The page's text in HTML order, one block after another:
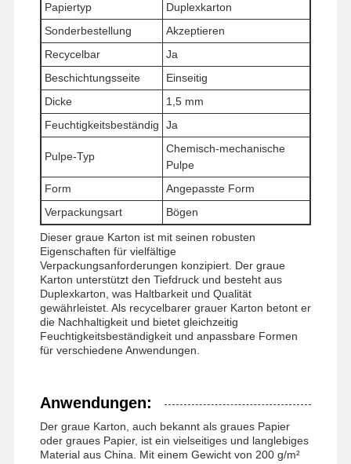
Papiertyp
Duplexkarton
Sonderbestellung
Akzeptieren
Recycelbar
Ja
Beschichtungsseite
Einseitig
Dicke
1,5 mm
Feuchtigkeitsbeständig
Ja
Pulpe-Typ
Chemisch-mechanische
Pulpe
Form
Angepasste Form
Verpackungsart
Bögen
Dieser graue Karton ist mit seinen robusten
Eigenschaften für vielfältige
Verpackungsanforderungen konzipiert. Der graue
Karton unterstützt den Tiefdruck und besteht aus
Duplexkarton, was Haltbarkeit und Qualität
gewährleistet. Als recycelbarer grauer Karton betont er
die Nachhaltigkeit und bietet gleichzeitig
Feuchtigkeitsbeständigkeit und anpassbare Formen
für verschiedene Anwendungen.
Anwendungen:
Der graue Karton, auch bekannt als graues Papier
oder graues Papier, ist ein vielseitiges und langlebiges
Material aus China. Mit einem Gewicht von 200 g/m²